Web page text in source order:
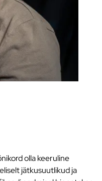
olla keeruline
jätkusuutlikud ja